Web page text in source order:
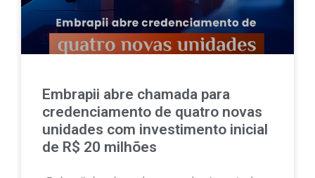
Embrapii abre chamada para
credenciamento de quatro novas
unidades com investimento inicial
de R$ 20 milhões